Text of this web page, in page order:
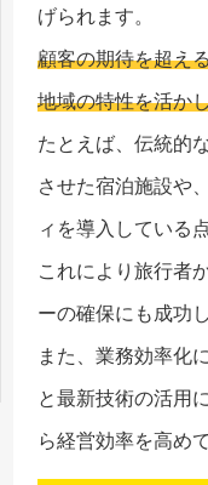
げられます。
顧客の期待を超え
地域の特性を活か
たとえば、伝統的
させた宿泊施設や
ィを導入している
これにより旅行者
ーの確保にも成功
また、業務効率化
と最新技術の活用
ら経営効率を高め